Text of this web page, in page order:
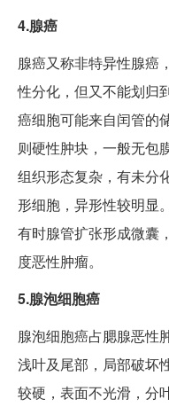
4.腺癌
腺癌又称非特异性腺癌
性分化，但又不能划归
癌细胞可能来自闰管的
则硬性肿块，一般无包
组织形态复杂，有未分
形细胞，异形性较明显
有时腺管扩张形成微囊
度恶性肿瘤。
5.腺泡细胞癌
腺泡细胞癌占腮腺恶性
浅叶及尾部，局部破坏
较硬，表面不光滑，分